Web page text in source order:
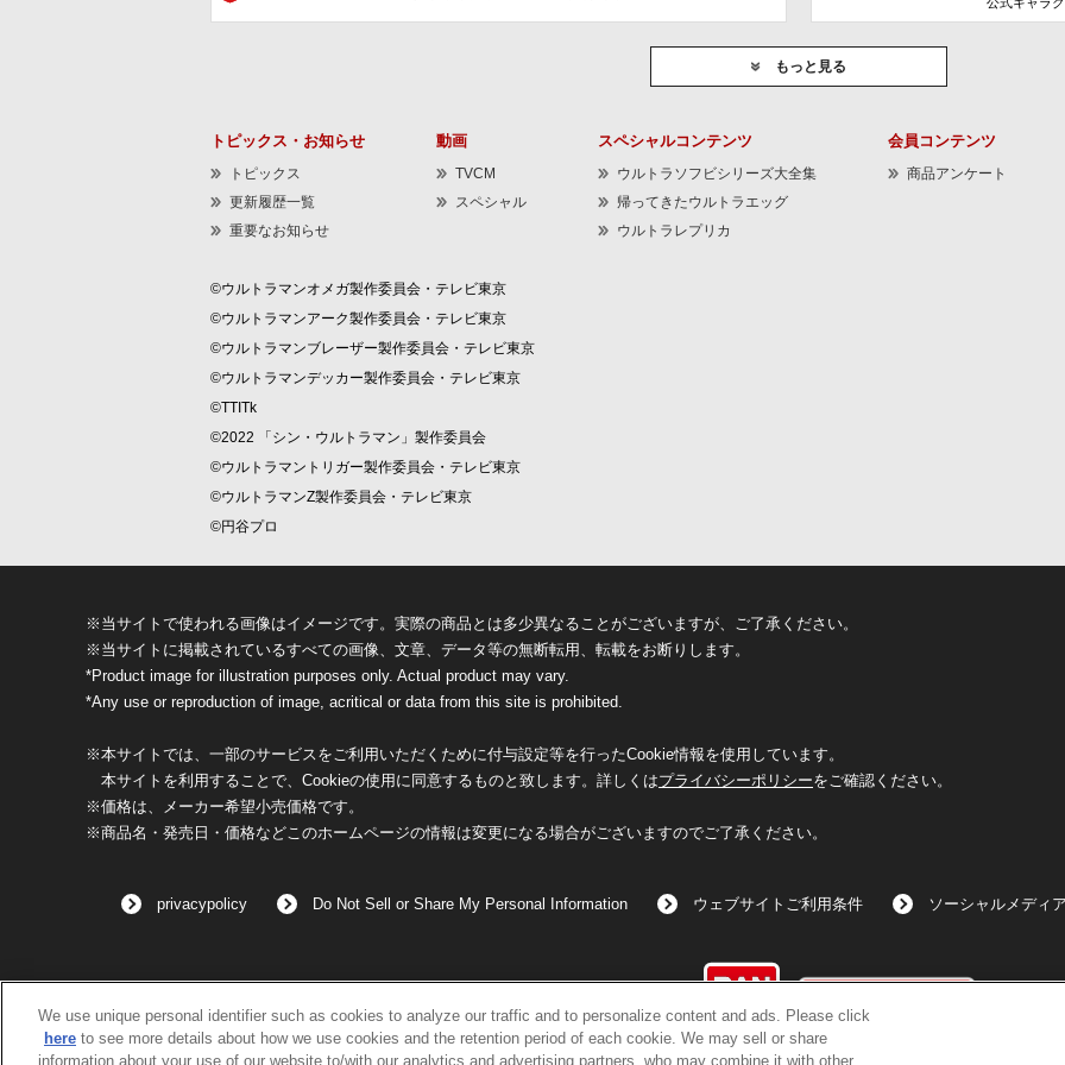
もっと見る
トピックス・お知らせ
トピックス
更新履歴一覧
重要なお知らせ
動画
TVCM
スペシャル
スペシャルコンテンツ
ウルトラソフビシリーズ大全集
帰ってきたウルトラエッグ
ウルトラレプリカ
会員コンテンツ
商品アンケート
©ウルトラマンオメガ製作委員会・テレビ東京
©ウルトラマンアーク製作委員会・テレビ東京
©ウルトラマンブレーザー製作委員会・テレビ東京
©ウルトラマンデッカー製作委員会・テレビ東京
©TTITk
©2022 「シン・ウルトラマン」製作委員会
©ウルトラマントリガー製作委員会・テレビ東京
©ウルトラマンZ製作委員会・テレビ東京
©円谷プロ
※当サイトで使われる画像はイメージです。実際の商品とは多少異なることがございますが、ご了承ください。
※当サイトに掲載されているすべての画像、文章、データ等の無断転用、転載をお断りします。
*Product image for illustration purposes only. Actual product may vary.
*Any use or reproduction of image, acritical or data from this site is prohibited.
※本サイトでは、一部のサービスをご利用いただくために付与設定等を行ったCookie情報を使用しています。
本サイトを利用することで、Cookieの使用に同意するものと致します。詳しくはプライバシーポリシーをご確認ください。
※価格は、メーカー希望小売価格です。
※商品名・発売日・価格などこのホームページの情報は変更になる場合がございますのでご了承ください。
privacypolicy Do Not Sell or Share My Personal Information ウェブサイトご利用条件 ソーシャルメディ
We use unique personal identifier such as cookies to analyze our traffic and to personalize content and ads. Please click
here to see more details about how we use cookies and the retention period of each cookie. We may sell or share
information about your use of our website to/with our analytics and advertising partners, who may combine it with other